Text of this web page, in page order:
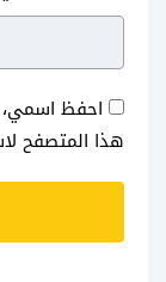
احفظ اسمي،
هذا المتصفح